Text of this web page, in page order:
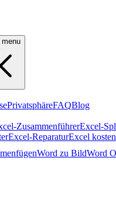
PrivatsphäreFAQBlog
ZusammenführerExcel-
Excel-ReparaturExcel
Word zu BildWord